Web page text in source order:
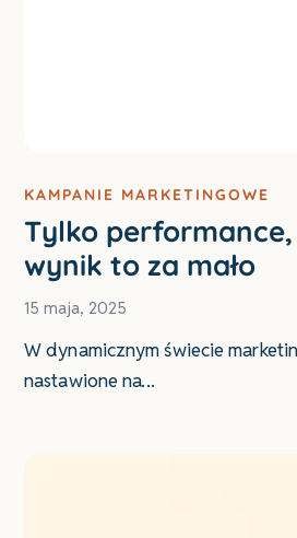
KAMPANIE MARKETINGOWE
Tylko
wynik to za mało
15 maja, 2025
W dynamicznym świecie
nastawione na